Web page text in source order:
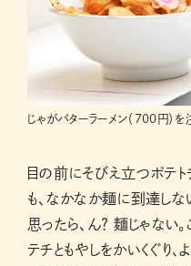
じゃがバターラーメン（700円）を
目の前にそびえ立つポテト
も、なかなか麺に到達しな
思ったら、ん？ 麺じゃな
テチともやしをかいくぐり、